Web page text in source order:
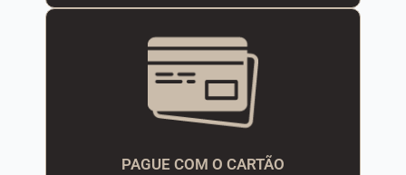
PAGUE COM O CARTÃO